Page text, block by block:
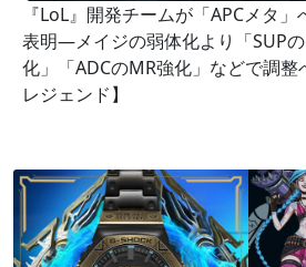
『LoL』開発チームが「APCメタ
表明―メイジの弱体化より「SUP
化」「ADCのMR強化」などで調整
レジェンド】